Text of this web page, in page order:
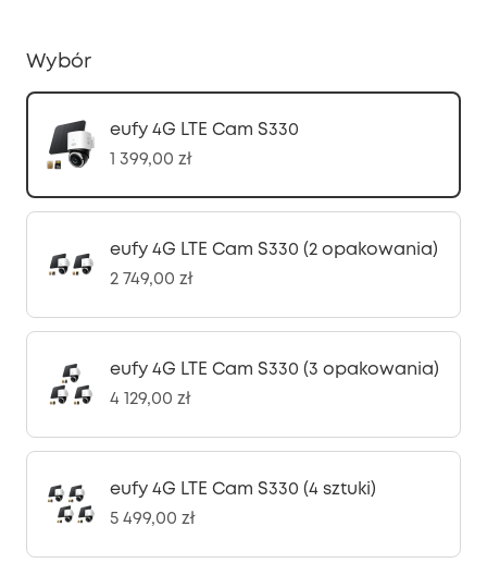
Wybór
eufy 4G LTE Cam S330
1 399,00 zł
eufy 4G LTE Cam S330 (2 opakowania)
2 749,00 zł
eufy 4G LTE Cam S330 (3 opakowania)
4 129,00 zł
eufy 4G LTE Cam S330 (4 sztuki)
5 499,00 zł